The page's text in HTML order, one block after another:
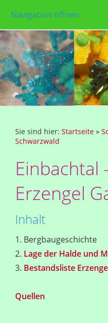
Navigation öffnen
Sie sind hier: Startseite »
Schwarzwald
Einbachtal
Erzengel
Inhalt
1. Bergbaugeschichte
2. Lage der Halde und
3. Bestandsliste
Quellen